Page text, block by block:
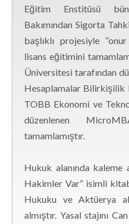
Eğitim Enstitüsü
Bakımından Sigorta
başlıklı projesiyle
lisans eğitimini
Üniversitesi tarafından
Hesaplamalar Bilirkişilik
TOBB Ekonomi ve
düzenlenen
tamamlamıştır.
Hukuk alanında kaleme
Hakimler Var” isimli
Hukuku ve Aktüerya
almıştır. Yasal stajını